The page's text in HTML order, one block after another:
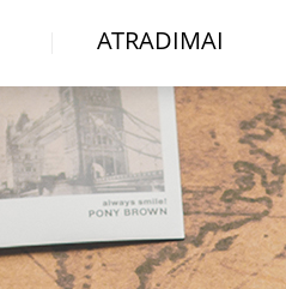
ATRADIMAI